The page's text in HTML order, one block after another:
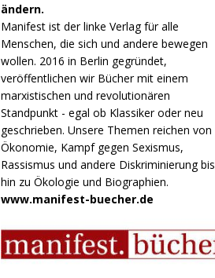
ändern.
Manifest ist der linke Verlag für alle
Menschen, die sich und andere bewegen
wollen. 2016 in Berlin gegründet,
veröffentlichen wir Bücher mit einem
marxistischen und revolutionären
Standpunkt - egal ob Klassiker oder neu
geschrieben. Unsere Themen reichen von
Ökonomie, Kampf gegen Sexismus,
Rassismus und andere Diskriminierung bis
hin zu Ökologie und Biographien.
www.manifest-buecher.de